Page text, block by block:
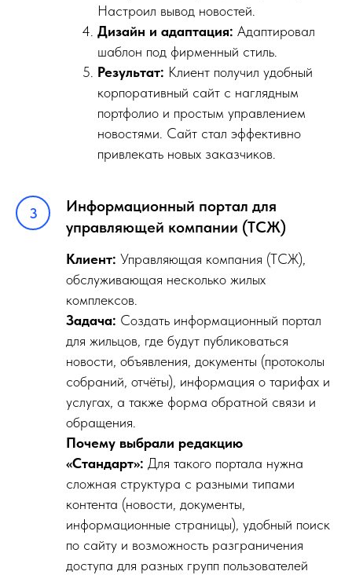
Настроил вывод новостей.
Дизайн и адаптация: Адаптировал
шаблон под фирменный стиль.
Результат: Клиент получил удобный
корпоративный сайт с наглядным
портфолио и простым управлением
новостями. Сайт стал эффективно
привлекать новых заказчиков.
Информационный портал для
управляющей компании (ТСЖ)
Клиент: Управляющая компания (ТСЖ),
обслуживающая несколько жилых
комплексов.
Задача: Создать информационный портал
для жильцов, где будут публиковаться
новости, объявления, документы (протоколы
собраний, отчёты), информация о тарифах и
услугах, а также форма обратной связи и
обращения.
Почему выбрали редакцию
«Стандарт»: Для такого портала нужна
сложная структура с разными типами
контента (новости, документы,
информационные страницы), удобный поиск
по сайту и возможность разграничения
доступа для разных групп пользователей